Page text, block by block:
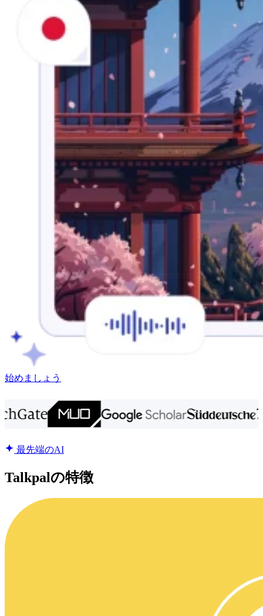
始めましょう
最先端のAI
Talkpalの特徴